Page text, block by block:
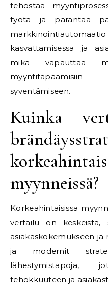
tehostaa
työtä ja parantaa
kasvattamisessa ja
mikä vapauttaa
syventämiseen.
Kuinka
myynneissä?
Korkeahintaisissa
vertailu on keskeistä,
asiakaskokemukseen ja
ja modernit
lähestymistapoja,
tehokkuuteen ja